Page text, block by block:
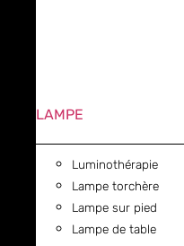
LAMPE
Luminothérapie
Lampe torchère
Lampe sur pied
Lampe de table